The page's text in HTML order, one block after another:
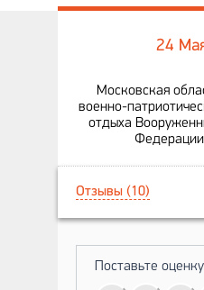
24
Московская
военно-
отдыха
Отзывы (10)
Поставьте